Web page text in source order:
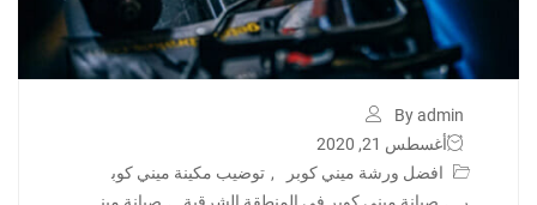
By admin
أغسطس 21, 2020
افضل ورشة ميني كوبر
, توضيب مكينة ميني كوب